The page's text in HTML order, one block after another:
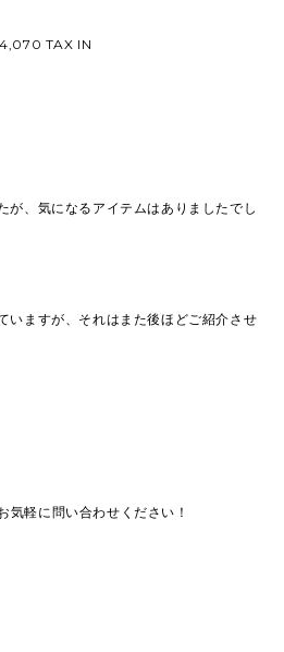
TAX IN
が、気になるアイテムはありましたでし
いますが、それはまた後ほどご紹介させ
軽に問い合わせください！